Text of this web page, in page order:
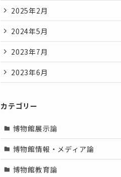
2025年2月
2024年5月
2023年7月
2023年6月
カテゴリー
博物館展示論
博物館情報・メディア論
博物館教育論